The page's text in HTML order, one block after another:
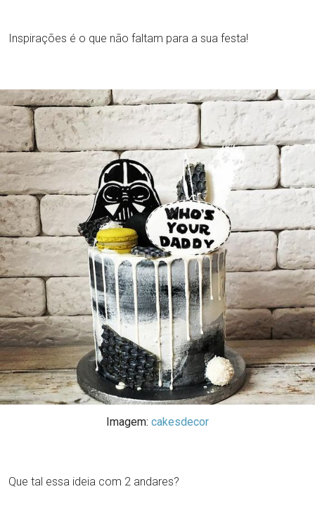
Inspirações é o que não faltam para a sua festa!
Imagem: cakesdecor
Que tal essa ideia com 2 andares?